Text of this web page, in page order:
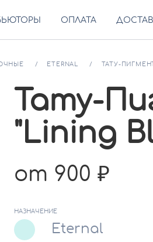
ОПЛАТА
ETERNAL ТАТУ-
Тату-
"Lining
от 900
НАЗНАЧЕНИЕ
Eternal